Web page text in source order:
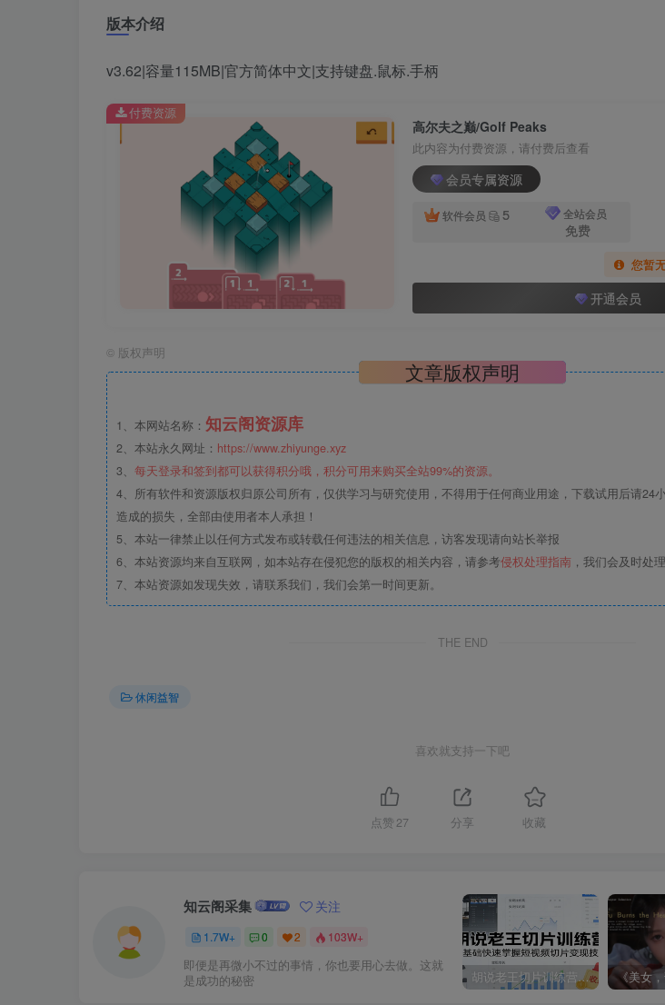
版本介绍
v3.62|容量115MB|官方简体中文|支持键盘.鼠标.手柄
高尔夫之巅/Golf Peaks
此内容为付费资源，请付费后查看
会员专属资源
软件会员 5 全站会员
免费
您暂
开通会员
付费资源
© 版权声明
文章版权声明
1、本网站名称： 知云阁资源库
2、本站永久网址： https://www.zhiyunge.xyz
3、 每天登录和签到都可以获得积分哦，积分可用来购买全站99%的资源。
4、所有软件和资源版权归原公司所有，仅供学习与研究使用，不得用于任何商业用途，下载试用后请24
造成的损失，全部由使用者本人承担！
5、本站一律禁止以任何方式发布或转载任何违法的相关信息，访客发现请向站长举报
6、本站资源均来自互联网，如本站存在侵犯您的版权的相关内容，请参考侵权处理指南 ，我们会及时处理
7、本站资源如发现失效，请联系我们，我们会第一时间更新。
THE END
休闲益智
喜欢就支持一下吧
点赞 27 分享 收藏
知云阁采集 关注
1.7W+ 0 2 103W+
即便是再微小不过的事情，你也要用心去做。这就
是成功的秘密
胡说老王切片训练营，零基础快速掌握短视频切片变现技巧